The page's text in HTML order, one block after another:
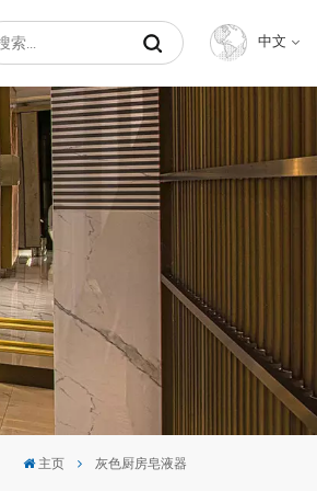
中文
Français
Español
عربي
主页 灰色厨房皂液器